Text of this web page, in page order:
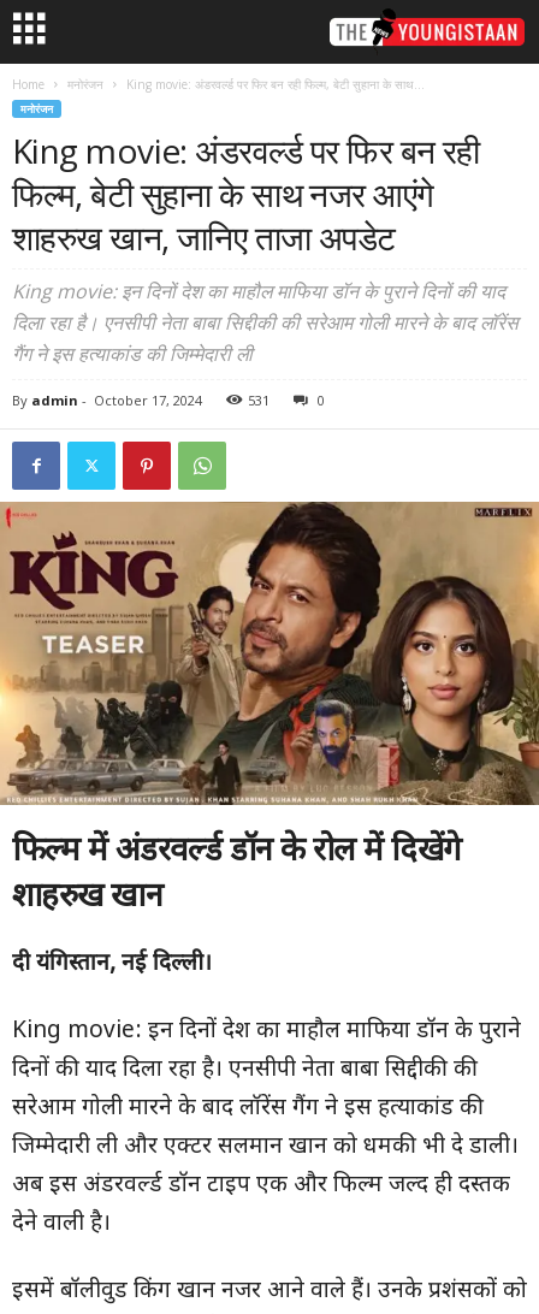
Home मनोरंजन King movie: अंडरवर्ल्ड पर फिर बन रही फिल्म, बेटी सुहाना के साथ...
मनोरंजन
King movie: अंडरवर्ल्ड पर फिर बन रही
फिल्म, बेटी सुहाना के साथ नजर आएंगे
शाहरुख खान, जानिए ताजा अपडेट
King movie: इन दिनों देश का माहौल माफिया डॉन के पुराने दिनों की याद
दिला रहा है। एनसीपी नेता बाबा सिद्दीकी की सरेआम गोली मारने के बाद लॉरेंस
गैंग ने इस हत्याकांड की जिम्मेदारी ली
By admin - October 17, 2024 531 0
फिल्म में अंडरवर्ल्ड डॉन के रोल में दिखेंगे
शाहरुख खान
दी यंगिस्तान, नई दिल्ली।
King movie: इन दिनों देश का माहौल माफिया डॉन के पुराने
दिनों की याद दिला रहा है। एनसीपी नेता बाबा सिद्दीकी की
सरेआम गोली मारने के बाद लॉरेंस गैंग ने इस हत्याकांड की
जिम्मेदारी ली और एक्टर सलमान खान को धमकी भी दे डाली।
अब इस अंडरवर्ल्ड डॉन टाइप एक और फिल्म जल्द ही दस्तक
देने वाली है।
इसमें बॉलीवुड किंग खान नजर आने वाले हैं। उनके प्रशंसकों को